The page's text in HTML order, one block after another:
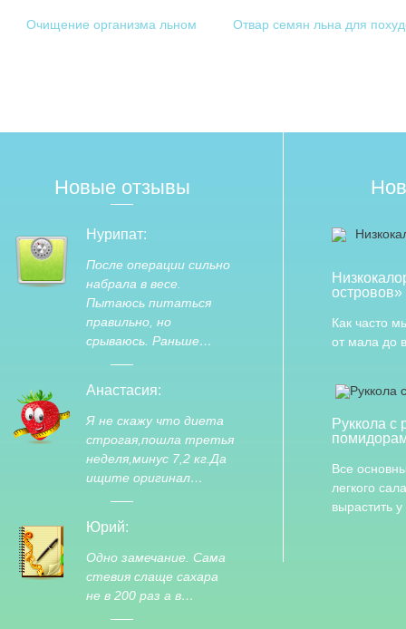
Очищение организма льном Отвар семян льна для
Новые отзывы
Нурипат:
После операции сильно
набрала в весе.
Пытаюсь питаться
правильно, но
срываюсь. Раньше…
Анастасия:
Я не скажу что диета
строгая,пошла третья
неделя,минус 7,2 кг.Да
ищите оригинал…
Юрий:
Одно замечание. Сама
стевия слаще сахара
не в 200 раз а в…
островов»
Как часто
от мала до
Руккола с
Все
легкого
вырастить